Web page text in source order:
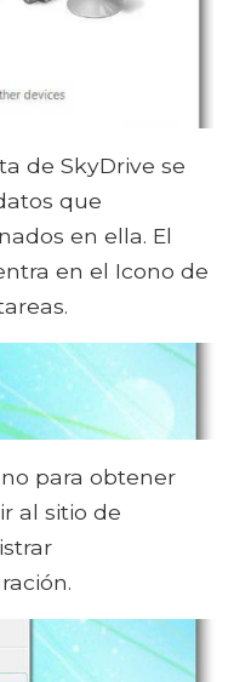
de SkyDrive se
que
en ella. El
en el Icono de
para obtener
al sitio de